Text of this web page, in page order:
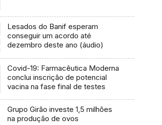
Lesados do Banif esperam
conseguir um acordo até
dezembro deste ano (áudio)
Covid-19: Farmacêutica Moderna
conclui inscrição de potencial
vacina na fase final de testes
Grupo Girão investe 1,5 milhões
na produção de ovos